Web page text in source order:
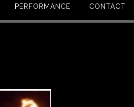
PERFORMANCE CONTACT